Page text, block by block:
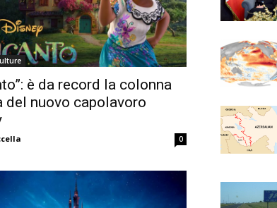
è da record la colonna
del nuovo capolavoro
0